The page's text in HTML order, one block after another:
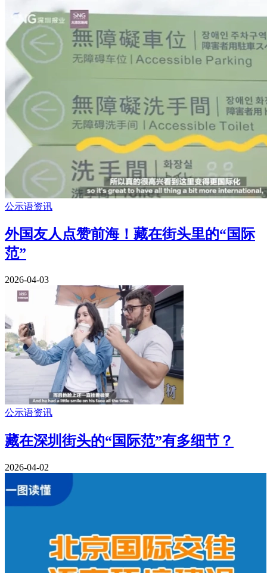
公示语资讯
外国友人点赞前海！藏在街头里的“国际
范”
2026-04-03
公示语资讯
藏在深圳街头的“国际范”有多细节？
2026-04-02